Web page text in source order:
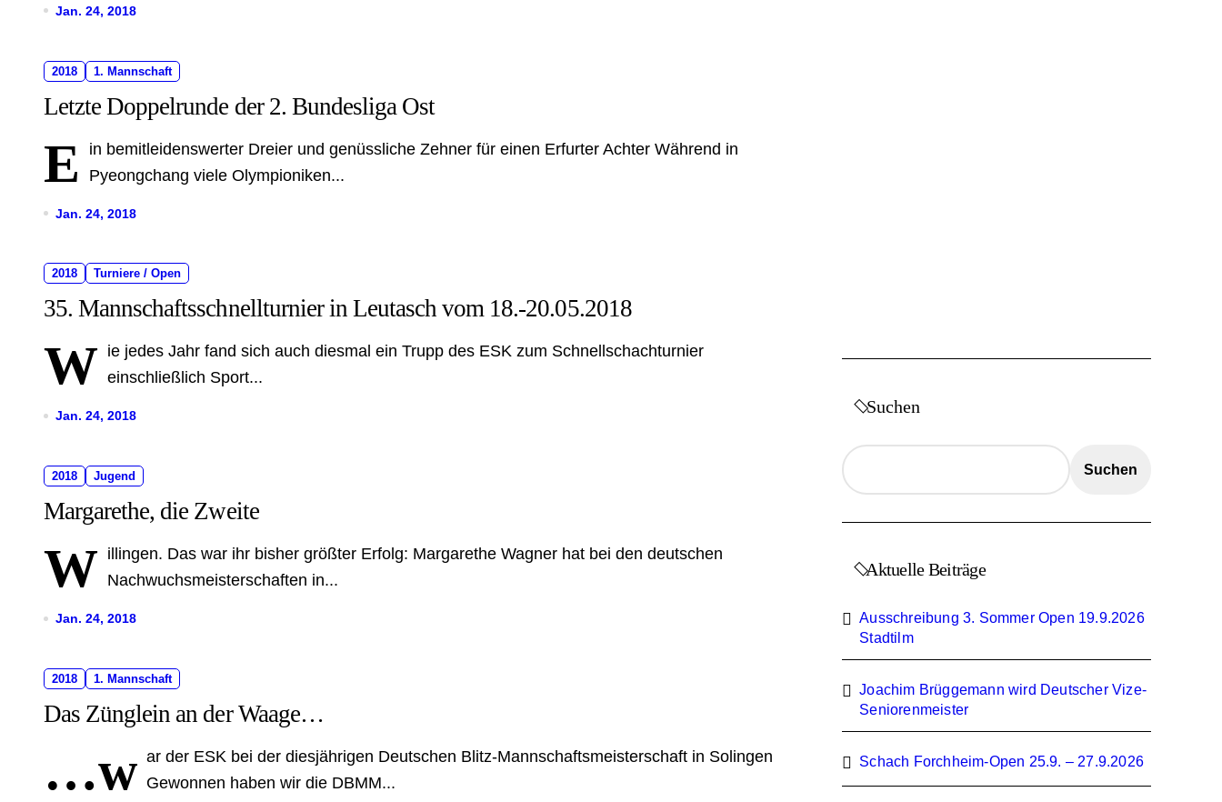
Jan. 24, 2018
2018 1. Mannschaft
Letzte Doppelrunde der 2. Bundesliga Ost
E
in bemitleidenswerter Dreier und genüssliche Zehner für einen Erfurter Achter Während in
Pyeongchang viele Olympioniken...
Jan. 24, 2018
2018 Turniere / Open
35. Mannschaftsschnellturnier in Leutasch vom 18.-20.05.2018
W ie jedes Jahr fand sich auch diesmal ein Trupp des ESK zum Schnellschachturnier
einschließlich Sport...
Jan. 24, 2018
2018 Jugend
Margarethe, die Zweite
W illingen. Das war ihr bisher größter Erfolg: Margarethe Wagner hat bei den deutschen
Nachwuchsmeisterschaften in...
Jan. 24, 2018
2018 1. Mannschaft
Das Zünglein an der Waage…
…w ar der ESK bei der diesjährigen Deutschen Blitz-Mannschaftsmeisterschaft in Solingen
Gewonnen haben wir die DBMM...
Suchen
Suchen
Aktuelle Beiträge
Ausschreibung 3. Sommer Open 19.9.2026
Stadtilm
Joachim Brüggemann wird Deutscher Vize-
Seniorenmeister
Schach Forchheim-Open 25.9. – 27.9.2026